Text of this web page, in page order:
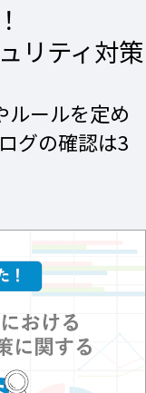
リティ対策
ルールを定め
グの確認は3